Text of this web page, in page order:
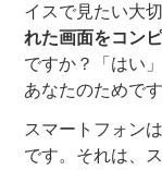
イスで見たい大
れた画面をコン
ですか？「はい
あなたのためです
スマートフォン
です。それは、